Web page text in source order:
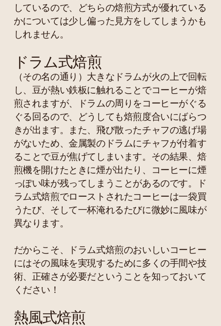
しているので、どちらの焙煎方式が優れている
かについては少し偏った見方をしてしまうかも
しれません。
ドラム式焙煎
（その名の通り）大きなドラムが火の上で回転
し、豆が熱い鉄板に触れることでコーヒーが焙
煎されますが、ドラムの周りをコーヒーがぐる
ぐる回るので、どうしても焙煎度合いにばらつ
きが出ます。また、飛び散ったチャフの逃げ場
がないため、金属製のドラムにチャフが付着す
ることで豆が焦げてしまいます。その結果、焙
煎機を開けたときに煙が出たり、コーヒーに煙
っぽい味が残ってしまうことがあるのです。ド
ラム式焙煎でローストされたコーヒーは一袋買
うたび、そして一杯淹れるたびに微妙に風味が
異なります。
だからこそ、ドラム式焙煎のおいしいコーヒー
にはその風味を実現するために多くの手間や技
術、正確さが必要だということを知っておいて
ください！
熱風式焙煎